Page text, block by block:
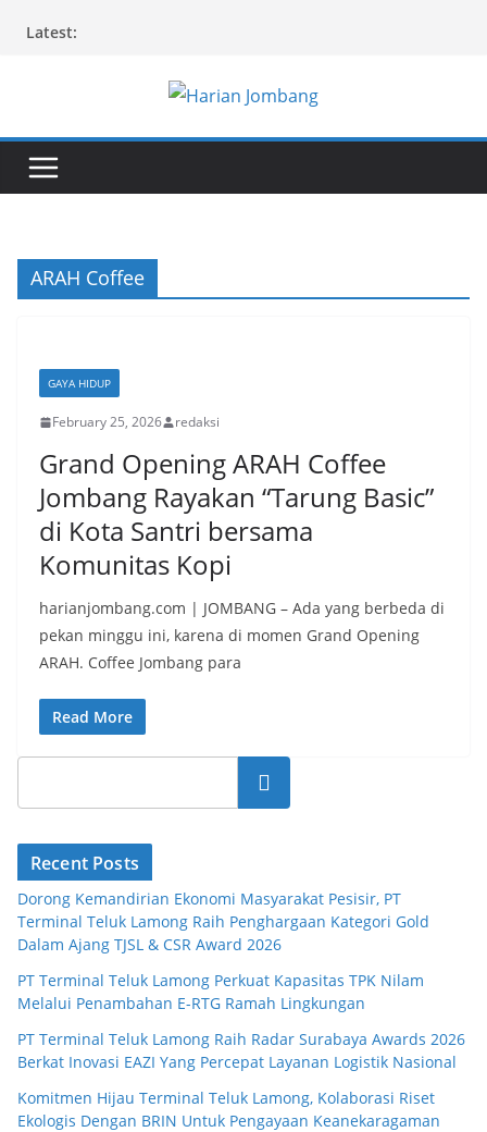
Latest:
ARAH Coffee
GAYA HIDUP
February 25, 2026 redaksi
Grand Opening ARAH Coffee
Jombang Rayakan “Tarung Basic”
di Kota Santri bersama
Komunitas Kopi
harianjombang.com | JOMBANG – Ada yang berbeda di
pekan minggu ini, karena di momen Grand Opening
ARAH. Coffee Jombang para
Read More
Search
Recent Posts
Dorong Kemandirian Ekonomi Masyarakat Pesisir, PT
Terminal Teluk Lamong Raih Penghargaan Kategori Gold
Dalam Ajang TJSL & CSR Award 2026
PT Terminal Teluk Lamong Perkuat Kapasitas TPK Nilam
Melalui Penambahan E-RTG Ramah Lingkungan
PT Terminal Teluk Lamong Raih Radar Surabaya Awards 2026
Berkat Inovasi EAZI Yang Percepat Layanan Logistik Nasional
Komitmen Hijau Terminal Teluk Lamong, Kolaborasi Riset
Ekologis Dengan BRIN Untuk Pengayaan Keanekaragaman